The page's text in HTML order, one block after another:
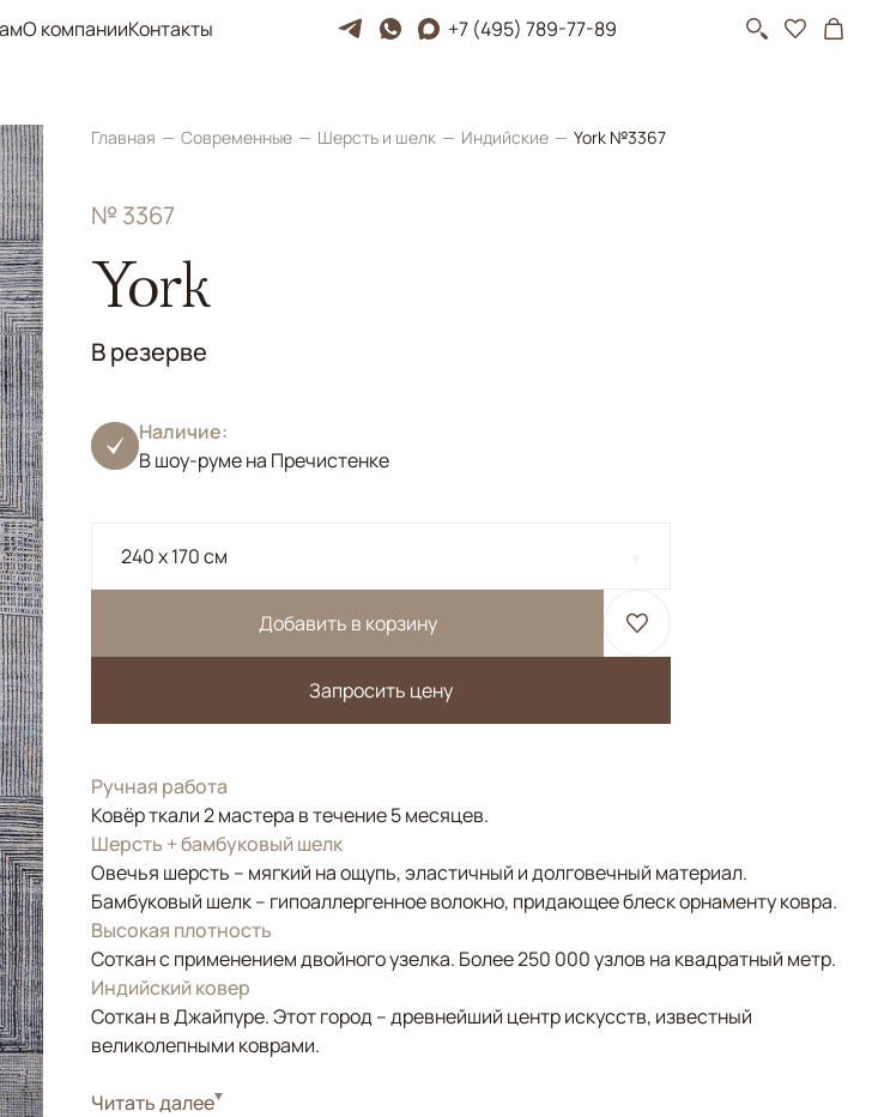
О компанииКонтакты +7 (495) 789-77-89
Главная Современные Шерсть и шелк Индийские York №3367
№ 3367
York
В резерве
Наличие:
В шоу-руме на Пречистенке
240 x 170 см
Добавить в корзину
Запросить цену
Ручная работа
Ковёр ткали 2 мастера в течение 5 месяцев.
Шерсть + бамбуковый шелк
Овечья шерсть – мягкий на ощупь, эластичный и долговечный материал.
Бамбуковый шелк – гипоаллергенное волокно, придающее блеск орнаменту ковра.
Высокая плотность
Соткан с применением двойного узелка. Более 250 000 узлов на квадратный метр.
Индийский ковер
Соткан в Джайпуре. Этот город – древнейший центр искусств, известный
великолепными коврами.
СтильСовременные
Читать далее